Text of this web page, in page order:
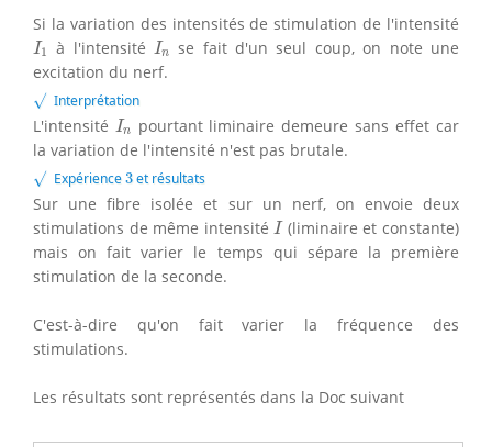
Si la variation des intensités de stimulation de l'intensité
I1
I1 à l'intensité In
In
se fait d'un seul coup, on note une
excitation du nerf.
√ Interprétation
L'intensité In
In
pourtant liminaire demeure sans effet car
la variation de l'intensité n'est pas brutale.
√ Expérience3
3et résultats
Sur une fibre isolée et sur un nerf, on envoie deux
stimulations de même intensité I
I(liminaire et constante)
mais on fait varier le temps qui sépare la première
stimulation de la seconde.
C'est-à-dire qu'on fait varier la fréquence des
stimulations.
Les résultats sont représentés dans la Doc suivant